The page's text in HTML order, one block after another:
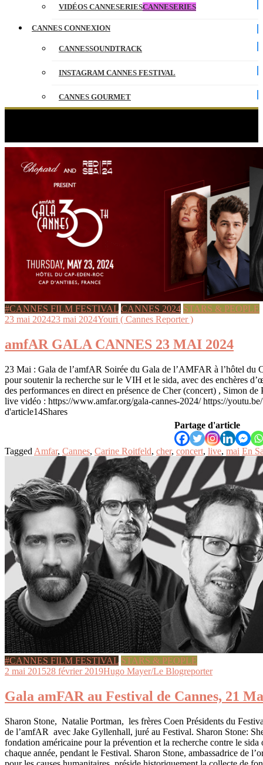
VIDÉOS CANNESERIESCANNESERIES
CANNES CONNEXION
CANNESSOUNDTRACK
INSTAGRAM CANNES FESTIVAL
CANNES GOURMET
ENGLISH
#CANNES FILM FESTIVAL CANNES 2024 STARS & PEOPLE
23 mai 202423 mai 2024Youri ( Cannes Reporter )
amfAR GALA CANNES 23 MAI 2024
23 Mai : Gala de l’amfAR Soirée du Gala de l’AMFAR à l’hôtel du
pour soutenir la recherche sur le VIH et le sida, avec des enchères
des performances en direct en présence de Cher (concert) , Simon
live vidéo : https://www.amfar.org/gala-cannes-2024/ https://
d'article14Shares
Partage d'article
Tagged Amfar, Cannes, Carine Roitfeld, cher, concert, live, mai En
#CANNES FILM FESTIVAL STARS & PEOPLE
2 mai 201528 février 2019Hugo Mayer/Le Blogreporter
Gala amFAR au Festival de Cannes, 21
Sharon Stone, Natalie Portman, les frères Coen Présidents du
de l’amfAR avec Jake Gyllenhall, juré au Festival. Sharon Stone:
fondation américaine pour la prévention et la recherche contre le sida
chaque année, pendant le Festival. Sharon Stone, ambassadrice de